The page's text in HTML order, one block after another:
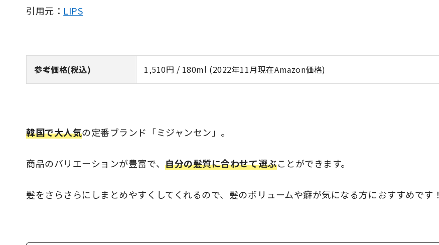
引用元： LIPS
参考価格(税込) 1,510円 / 180ml (2022年11月現在Amazon価格)
韓国で大人気の定番ブランド「ミジャンセン」。
商品のバリエーションが豊富で、自分の髪質に合わせて選ぶことができます。
髪をさらさらにしまとめやすくしてくれるので、髪のボリュームや癖が気になる方におすすめです！